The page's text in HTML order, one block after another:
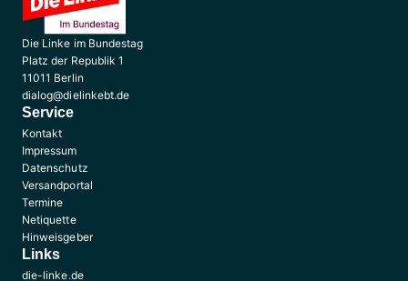
Die Linke im Bundestag
Platz der Republik 1
11011 Berlin
dialog@dielinkebt.de
Service
Kontakt
Impressum
Datenschutz
Versandportal
Termine
Netiquette
Hinweisgeber
Links
die-linke.de